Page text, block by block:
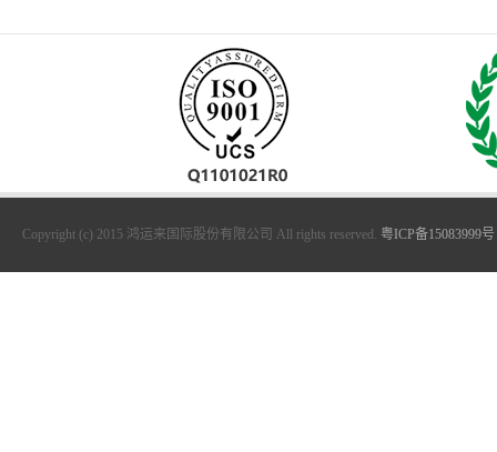
Copyright (c) 2015 鸿运来国际股份有限公司 All rights reserved. 粤ICP备15083999号